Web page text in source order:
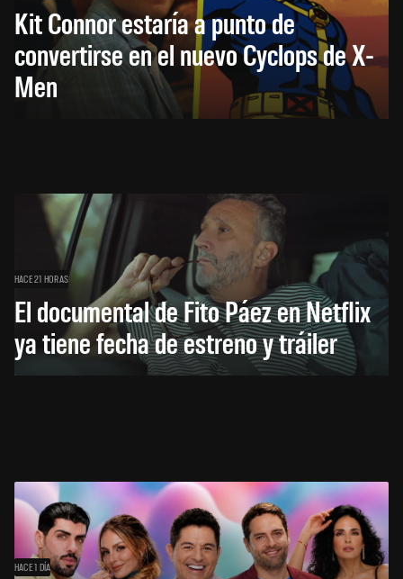
Kit Connor estaría a punto de
convertirse en el nuevo Cyclops de X-
Men
HACE 21 HORAS
El documental de Fito Páez en Netflix
ya tiene fecha de estreno y tráiler
HACE 1 DÍA